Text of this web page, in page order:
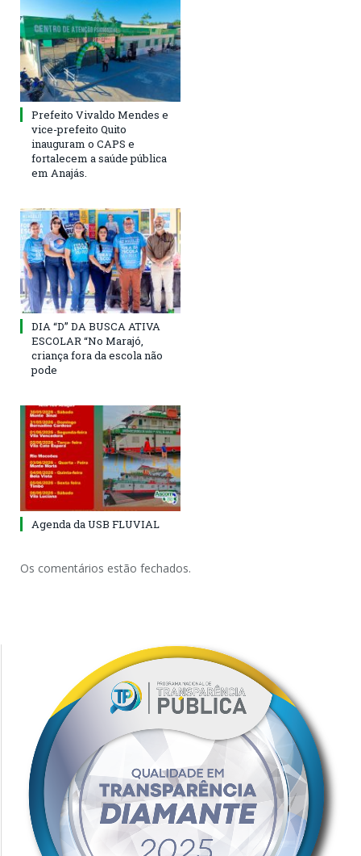
Prefeito Vivaldo Mendes e
vice-prefeito Quito
inauguram o CAPS e
fortalecem a saúde pública
em Anajás.
DIA “D” DA BUSCA ATIVA
ESCOLAR “No Marajó,
criança fora da escola não
pode
Agenda da USB FLUVIAL
Os comentários estão fechados.